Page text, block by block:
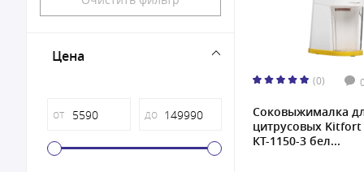
Цена
от до
(0)
Соковыжималка
цитрусовых Kitfort
КТ-1150-3 бел...